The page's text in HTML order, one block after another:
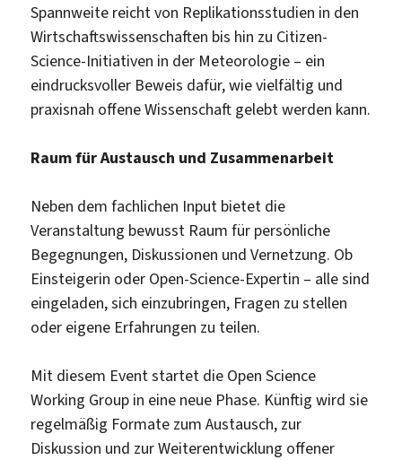
Spannweite reicht von Replikationsstudien in den
Wirtschaftswissenschaften bis hin zu Citizen-
Science-Initiativen in der Meteorologie – ein
eindrucksvoller Beweis dafür, wie vielfältig und
praxisnah offene Wissenschaft gelebt werden kann.
Raum für Austausch und Zusammenarbeit
Neben dem fachlichen Input bietet die
Veranstaltung bewusst Raum für persönliche
Begegnungen, Diskussionen und Vernetzung. Ob
Einsteigerin oder Open-Science-Expertin – alle sind
eingeladen, sich einzubringen, Fragen zu stellen
oder eigene Erfahrungen zu teilen.
Mit diesem Event startet die Open Science
Working Group in eine neue Phase. Künftig wird sie
regelmäßig Formate zum Austausch, zur
Diskussion und zur Weiterentwicklung offener